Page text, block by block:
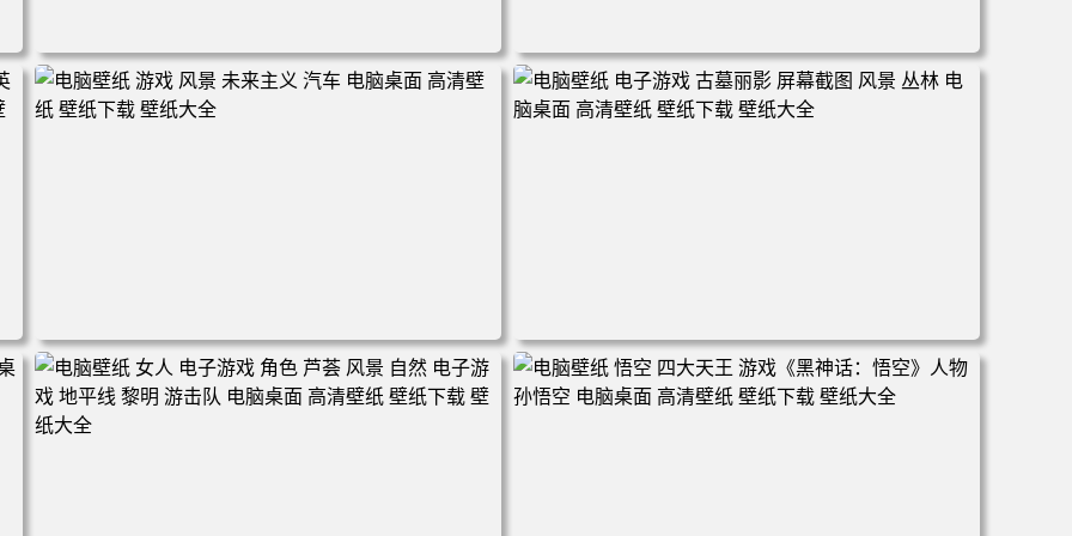
电脑壁纸 奇幻 女孩 眼罩 英雄联盟 电脑桌面 高清壁纸 壁纸
下载 壁纸大全
电脑壁纸 女人 女孩 粉色头发 原创人物 角 斗篷 盔甲 衣服
权杖 魔术 环境 狗 幽默 素描 AI艺术 插图 哭泣 电脑桌面 高
电脑壁纸 游戏 风景 未来主义 汽车 电脑桌面 高清壁纸 壁纸
下载 壁纸大全
电脑壁纸 电子游戏 古墓丽影 屏幕截图 风景 丛林 电脑桌面
高清壁纸 壁纸下载 壁纸大全